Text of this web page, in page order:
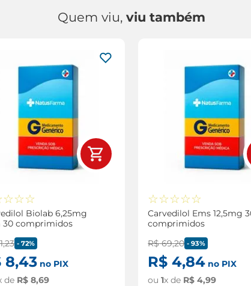
Quem viu, viu também
☆☆☆
Biolab 6,25mg
30 comprimidos
,23 - 72%
8,43no PIX
de R$ 8,69
☆☆☆☆☆
Carvedilol Ems 12,5mg
comprimidos
R$ 69,20 -93%
R$ 4,84 no PIX
ou1x de R$ 4,99